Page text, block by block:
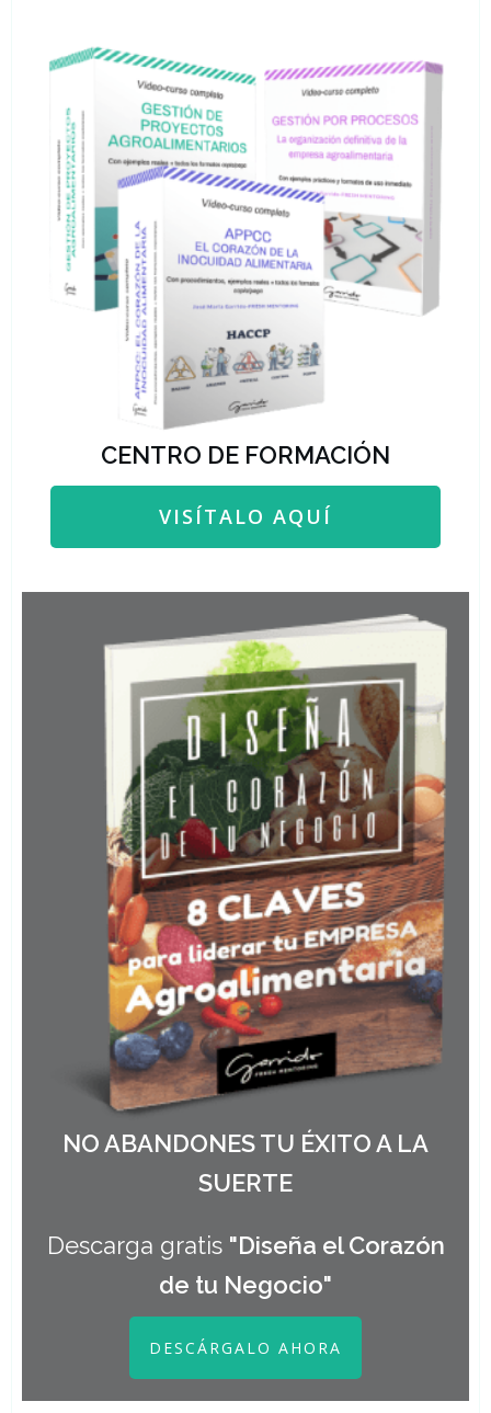
CENTRO DE FORMACIÓN
VISÍTALO AQUÍ
NO ABANDONES TU ÉXITO A LA
SUERTE
Descarga gratis "Diseña el Corazón
de tu Negocio"
DESCÁRGALO AHORA